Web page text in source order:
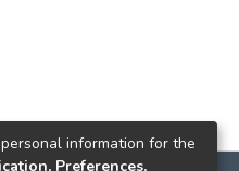
information for the
Preferences,